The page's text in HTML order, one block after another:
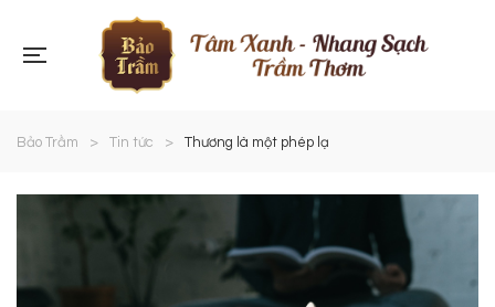
Bảo Trầm > Tin tức > Thương là một phép lạ